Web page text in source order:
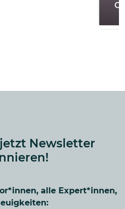
Newsletter
alle Expert*innen,